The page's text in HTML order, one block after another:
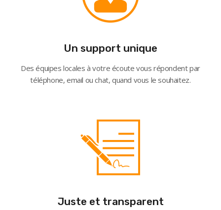
Un support unique
Des équipes locales à votre écoute vous répondent par
téléphone, email ou chat, quand vous le souhaitez.
Juste et transparent